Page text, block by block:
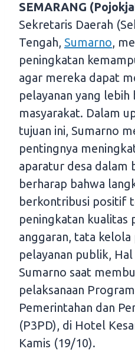
SEMARANG
Sekretaris Daerah
Tengah, Sumarno,
peningkatan
agar mereka dapat
pelayanan yang lebih
masyarakat. Dalam
tujuan ini, Sumarno
pentingnya
aparatur desa dalam
berharap bahwa
berkontribusi positif
peningkatan kualitas
anggaran, tata kelola
pelayanan publik,
Sumarno saat
pelaksanaan
Pemerintahan dan
(P3PD), di Hotel
Kamis (19/10).